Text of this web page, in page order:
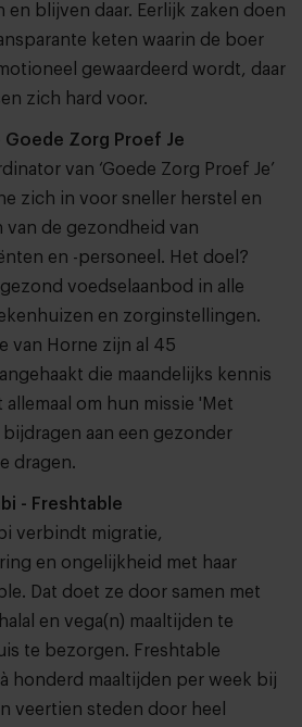
en blijven daar. Eerlijk zaken doen
keten waarin de boer
gewaardeerd wordt, daar
zich hard voor.
Goede Zorg Proef Je
van ‘Goede Zorg Proef Je’
zich in voor sneller herstel en
van de gezondheid van
en -personeel. Het doel?
voedselaanbod in alle
en zorginstellingen.
van Horne zijn al 45
die maandelijks kennis
allemaal om hun missie 'Met
aan een gezonder
dragen.
- Freshtable
verbindt migratie,
en ongelijkheid met haar
Dat doet ze door samen met
en vega(n) maaltijden te
te bezorgen. Freshtable
honderd maaltijden per week bij
veertien steden door heel